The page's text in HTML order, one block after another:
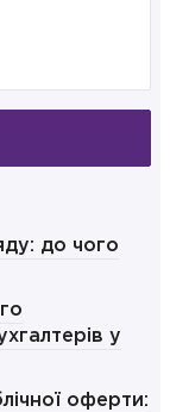
до чого
у
оферти: